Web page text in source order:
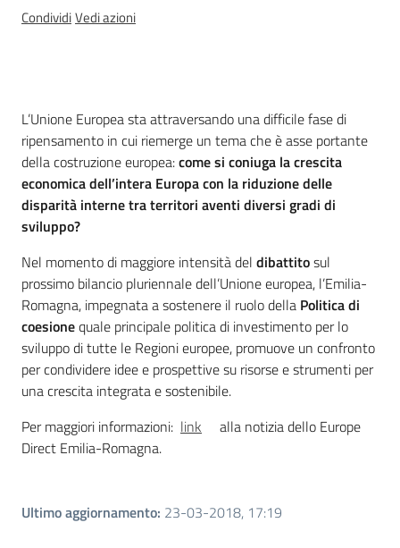
Argomenti
Per i cittadini
CondividiVedi azioni
Introduzione
L’Unione Europea sta attraversando una difficile fase di
ripensamento in cui riemerge un tema che è asse portante
della costruzione europea:come si coniuga la crescita
economica dell’intera Europa con la riduzione delle
disparità interne tra territori aventi diversi gradi di
sviluppo?
Nel momento di maggiore intensità del dibattitosul
prossimo bilancio pluriennale dell’Unione europea, l’Emilia-
Romagna, impegnata a sostenere il ruolo della Politica di
coesionequale principale politica di investimento per lo
sviluppo di tutte le Regioni europee, promuove un confronto
per condividere idee e prospettive su risorse e strumenti per
una crescita integrata e sostenibile.
Per maggiori informazioni: link
alla notizia dello Europe
Direct Emilia-Romagna.
Ultimo aggiornamento: 23-03-2018, 17:19